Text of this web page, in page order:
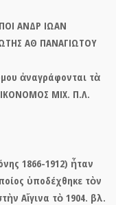
ΑΝΔΡ ΙΩΑΝ
ΑΘ ΠΑΝΑΓΙΩΤΟΥ
ἀναγράφονται τὰ
ΜΙΧ. Π.Λ.
1866-1912) ἦταν
ὑποδέχθηκε τὸν
Αἴγινα τὸ 1904. βλ.